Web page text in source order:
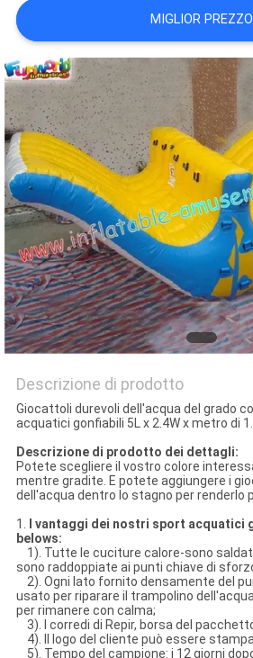
MIGLIOR PREZZO
Descrizione di prodotto
Giocattoli durevoli dell'acqua del grado
acquatici gonfiabili 5L x 2.4W x metro di
Descrizione di prodotto dei dettagli:
Potete scegliere il vostro colore
mentre gradite. E potete aggiungere i
dell'acqua dentro lo stagno per renderlo
1.
I vantaggi dei nostri sport acquatici
belows:
1). Tutte le cuciture calore-sono
sono raddoppiate ai punti chiave di
2). Ogni lato fornito densamente del
usato per riparare il trampolino
per rimanere con calma;
3). I corredi di Repir, borsa del
4). Il logo del cliente può essere
5). Tempo del campione: i 12 giorni